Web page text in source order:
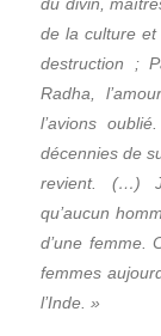
du divin,
de la culture
destruction ;
Radha,
l’avions
décennies de
revient. (…)
qu’aucun
d’une femme.
femmes
l’Inde. »